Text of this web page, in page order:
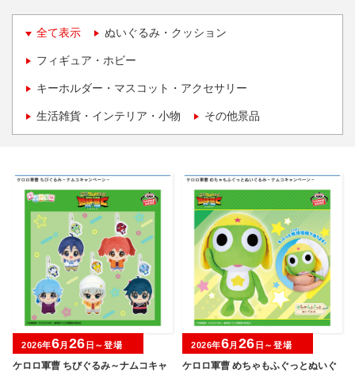
全て表示 ぬいぐるみ・クッション
フィギュア・ホビー
キーホルダー・マスコット・アクセサリー
生活雑貨・インテリア・小物 その他景品
ケロロ軍曹 ちびぐるみ～ナムコキャ
2026年6月 26 日～登場
ケロロ軍曹 めちゃもふぐっとぬいぐ
2026年6月 26 日～登場